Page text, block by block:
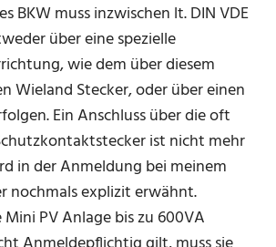
BKW muss inzwischen lt. DIN VDE
über eine spezielle
wie dem über diesem
Wieland Stecker, oder über einen
Ein Anschluss über die oft
ist nicht mehr
in der Anmeldung bei meinem
nochmals explizit erwähnt.
PV Anlage bis zu 600VA